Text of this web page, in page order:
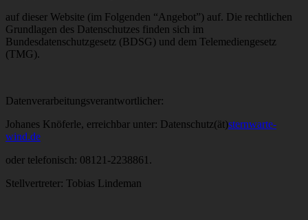
auf dieser Website (im Folgenden “Angebot”) auf. Die rechtlichen
Grundlagen des Datenschutzes finden sich im
Bundesdatenschutzgesetz (BDSG) und dem Telemediengesetz
(TMG).
Datenverarbeitungsverantwortlicher:
Johanes Knöferle, erreichbar unter: Datenschutz(ät)sternwarte-
wind.de
oder telefonisch: 08121-2238861.
Stellvertreter: Tobias Lindeman